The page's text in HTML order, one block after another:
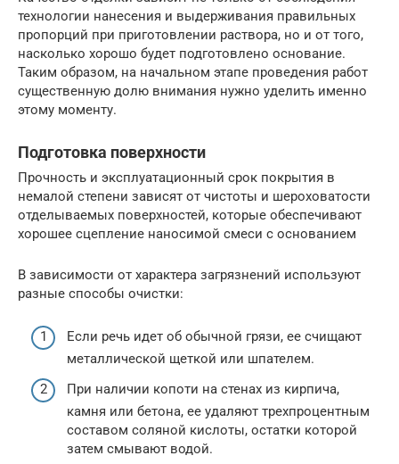
технологии нанесения и выдерживания правильных
пропорций при приготовлении раствора, но и от того,
насколько хорошо будет подготовлено основание.
Таким образом, на начальном этапе проведения работ
существенную долю внимания нужно уделить именно
этому моменту.
Подготовка поверхности
Прочность и эксплуатационный срок покрытия в
немалой степени зависят от чистоты и шероховатости
отделываемых поверхностей, которые обеспечивают
хорошее сцепление наносимой смеси с основанием
В зависимости от характера загрязнений используют
разные способы очистки:
Если речь идет об обычной грязи, ее счищают
металлической щеткой или шпателем.
При наличии копоти на стенах из кирпича,
камня или бетона, ее удаляют трехпроцентным
составом соляной кислоты, остатки которой
затем смывают водой.